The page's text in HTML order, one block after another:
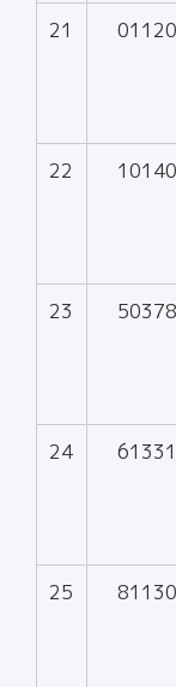
21 01120
22 10140
23 50378
24 61331
25 81130